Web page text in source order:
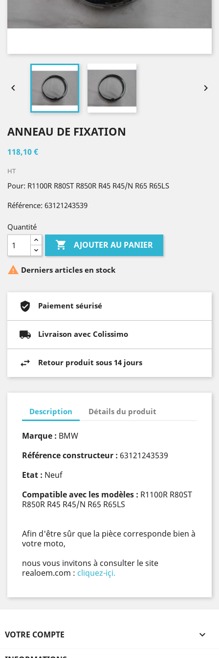
 
ANNEAU DE FIXATION
118,10 €
HT
Pour: R1100R R80ST R850R R45 R45/N R65 R65LS
Référence: 63121243539
Quantité
 AJOUTER AU PANIER
 Derniers articles en stock
Paiement séurisé
Livraison avec Colissimo
Retour produit sous 14 jours
Description Détails du produit
Marque : BMW
Référence constructeur : 63121243539
Etat : Neuf
Compatible avec les modèles : R1100R R80ST
R850R R45 R45/N R65 R65LS
Afin d'être sûr que la pièce corresponde bien à
votre moto,
nous vous invitons à consulter le site
realoem.com : cliquez-içi.
VOTRE COMPTE 